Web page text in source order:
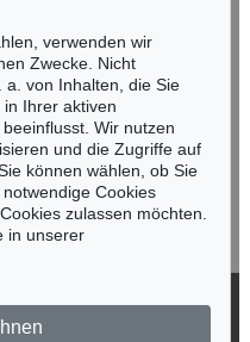
rechtzeitig.
>
verwenden wir
Zwecke. Nicht
a. von Inhalten, die Sie
Ihrer aktiven
Wir nutzen
und die Zugriffe auf
können wählen, ob Sie
Cookies
zulassen möchten.
in unserer